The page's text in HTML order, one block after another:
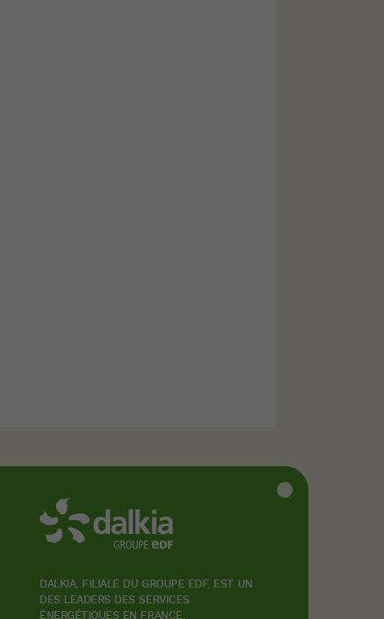
DALKIA, FILIALE DU GROUPE EDF, EST UN
DES LEADERS DES SERVICES
ÉNERGÉTIQUES EN FRANCE.